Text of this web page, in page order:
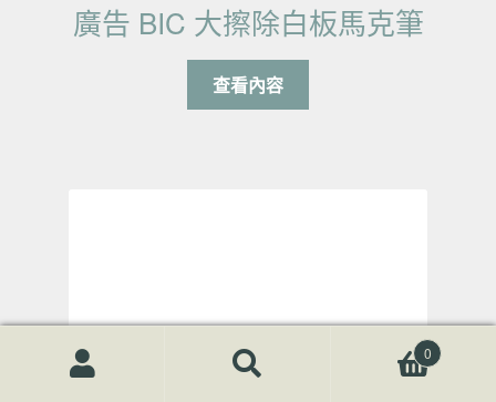
廣告 BIC 大擦除白板馬克筆
查看內容
搜尋關鍵字:
0